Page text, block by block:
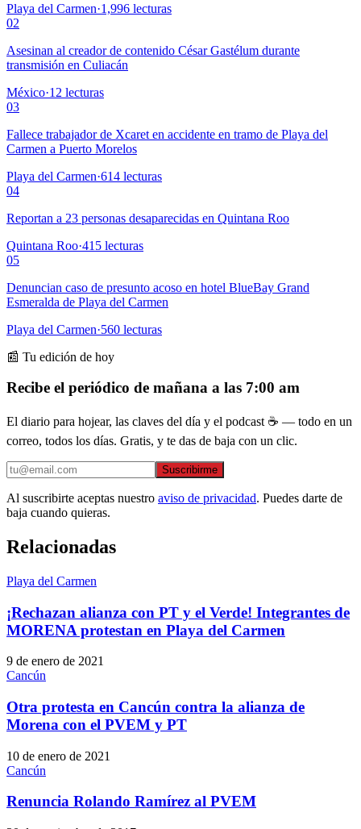
Playa del Carmen·1,996 lecturas
02
Asesinan al creador de contenido César Gastélum durante
transmisión en Culiacán
México·12 lecturas
03
Fallece trabajador de Xcaret en accidente en tramo de Playa del
Carmen a Puerto Morelos
Playa del Carmen·614 lecturas
04
Reportan a 23 personas desaparecidas en Quintana Roo
Quintana Roo·415 lecturas
05
Denuncian caso de presunto acoso en hotel BlueBay Grand
Esmeralda de Playa del Carmen
Playa del Carmen·560 lecturas
📰 Tu edición de hoy
Recibe el periódico de mañana a las 7:00 am
El diario para hojear, las claves del día y el podcast ☕ — todo en un
correo, todos los días. Gratis, y te das de baja con un clic.
Suscribirme
Al suscribirte aceptas nuestro aviso de privacidad. Puedes darte de
baja cuando quieras.
Relacionadas
Playa del Carmen
¡Rechazan alianza con PT y el Verde! Integrantes de
MORENA protestan en Playa del Carmen
9 de enero de 2021
Cancún
Otra protesta en Cancún contra la alianza de
Morena con el PVEM y PT
10 de enero de 2021
Cancún
Renuncia Rolando Ramírez al PVEM